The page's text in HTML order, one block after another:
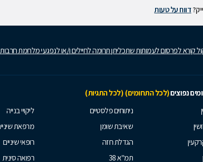
דווח על טעות
קורא לפרסום לעמותות שתכליתן תרומה לחיילים ו/או לנפגעי מלחמת
נפוצים(לכל התחומים) (לכל התגיות)
ניתוחים פלסטיים
שאיבת שומן
הגדלת חזה
תמ"א 38
ליקויי בנייה
מרפאת
רופאי שיניים
רפואה סינית